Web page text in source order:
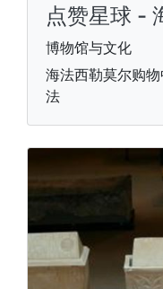
点赞星球 -
博物馆与文化
海法西勒莫尔购
法